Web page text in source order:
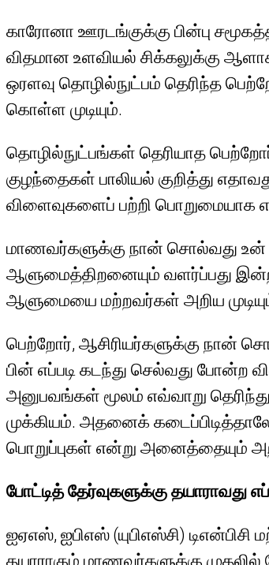
காரோனா ஊரடங்குக்கு பின்பு
விதமான உளவியல் சிக்கலுக்கு
ஒரளவு தொழில்நுட்பம் தெரிந்த
கொள்ள முடியும்.
தொழில்நுட்பங்கள் தெரியாத
குழந்தைகள் பாலியல் குறித்து
விளைவுகளைப் பற்றி பொறுமையாக
மாணவர்களுக்கு நான் சொல்வது உன்
ஆளுமைத்திறனையும் வளர்ப்பது
ஆளுமையை மற்றவர்கள் அறிய
பெற்றோர், ஆசிரியர்களுக்கு நான்
பின் எப்படி கடந்து செல்வது
அனுபவங்கள் மூலம் எவ்வாறு
முக்கியம். அதனைக்
பொறுப்புகள் என்று அனைத்தையும்
போட்டித் தேர்வுகளுக்கு தயாராவது
ஐஏஎஸ், ஐபிஎஸ் (யுபிஎஸ்சி)
தயாராகும் மாணவர்களுக்கு